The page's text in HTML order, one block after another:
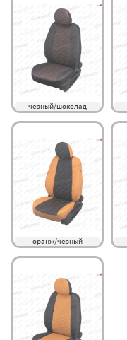
черный/шоколад
оранж/черный